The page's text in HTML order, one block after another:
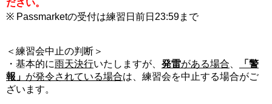
ださい。
※ Passmarketの受付は練習日前日23:59まで
＜練習会中止の判断＞
・基本的に雨天決行いたしますが、 発雷がある場合
「警
報」 が発令されている場合は、練習会を中止する場合がご
ざいます。